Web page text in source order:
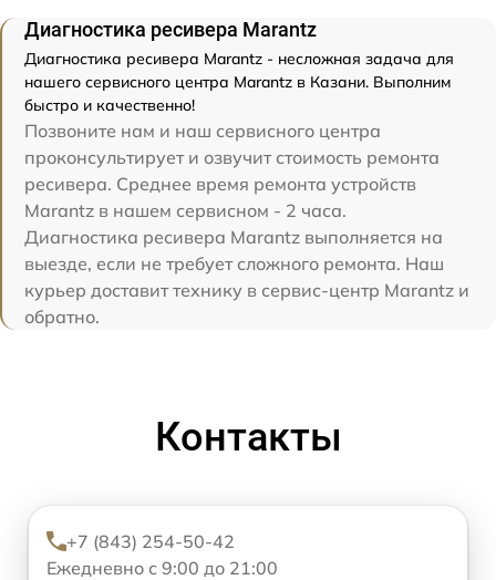
Диагностика ресивера Marantz
Диагностика ресивера Marantz - несложная задача для
нашего сервисного центра Marantz в Казани. Выполним
быстро и качественно!
Позвоните нам и наш сервисного центра
проконсультирует и озвучит стоимость ремонта
ресивера. Среднее время ремонта устройств
Marantz в нашем сервисном - 2 часа.
Диагностика ресивера Marantz выполняется на
выезде, если не требует сложного ремонта. Наш
курьер доставит технику в сервис-центр Marantz и
обратно.
Контакты
+7 (843) 254-50-42
Ежедневно с 9:00 до 21:00